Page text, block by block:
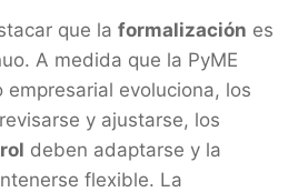
que la formalización es
A medida que la PyME
empresarial evoluciona, los
y ajustarse, los
deben adaptarse y la
flexible. La